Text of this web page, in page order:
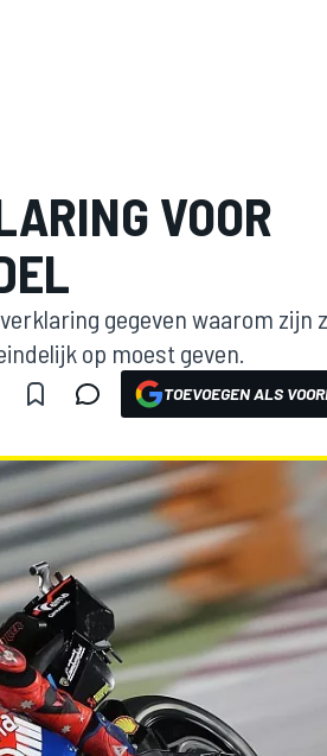
VOOR
gegeven waarom zijn
op moest geven.
TOEVOEGEN ALS